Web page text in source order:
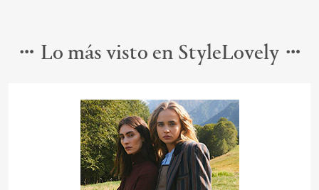
Lo más visto en StyleLovely